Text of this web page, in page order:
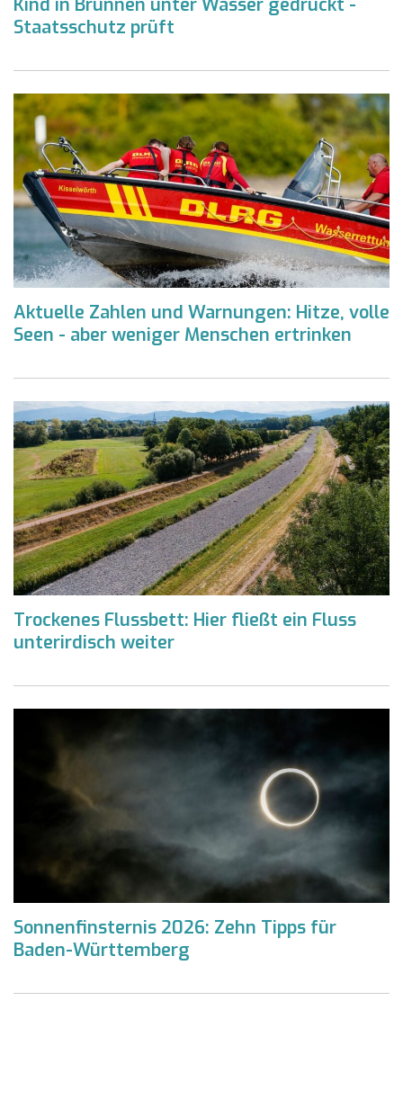
Kind in Brunnen unter Wasser gedrückt -
Staatsschutz prüft
Aktuelle Zahlen und Warnungen: Hitze, volle
Seen - aber weniger Menschen ertrinken
Trockenes Flussbett: Hier fließt ein Fluss
unterirdisch weiter
Sonnenfinsternis 2026: Zehn Tipps für
Baden-Württemberg